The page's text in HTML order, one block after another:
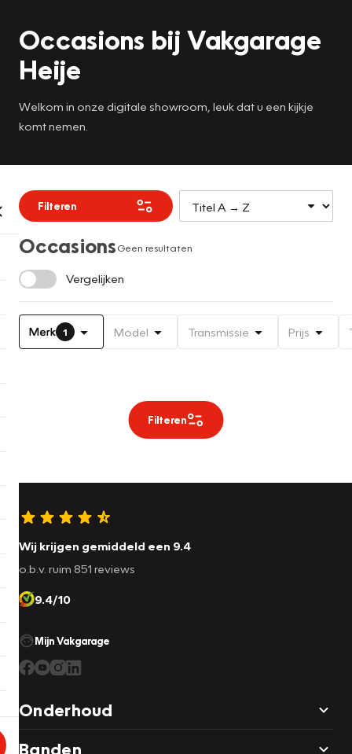
Occasions bij Vakgarage
Heije
Welkom in onze digitale showroom, leuk dat u een kijkje
komt nemen.
Filteren
OccasionsGeen resultaten
Vergelijken
Merk 1 Model Transmissie Prijs
Filteren
Wij krijgen gemiddeld een 9.4
o.b.v. ruim 851 reviews
9.4/10
Mijn Vakgarage
Onderhoud
Banden